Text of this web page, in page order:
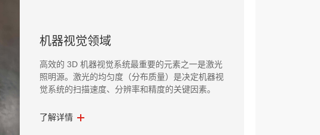
机器视觉领域
高效的 3D 机器视觉系统最重要的元素之一是激光
照明源。激光的均匀度（分布质量）是决定机器视
觉系统的扫描速度、分辨率和精度的关键因素。
了解详情